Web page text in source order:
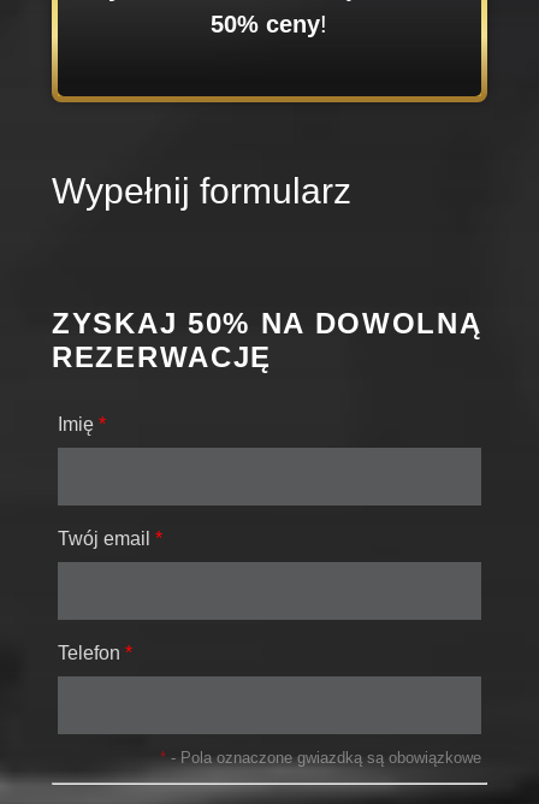
50% ceny!
Wypełnij formularz
ZYSKAJ 50% NA DOWOLNĄ
REZERWACJĘ
Imię*
Twój email*
Telefon*
*- Pola oznaczone gwiazdką są obowiązkowe